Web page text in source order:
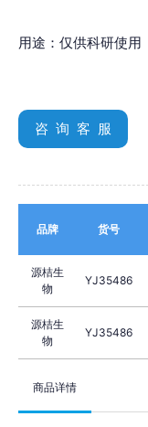
用途：仅供科研使用
咨 询 客 服
品牌 货号
源桔生
物
YJ35486
源桔生
物
YJ35486
商品详情